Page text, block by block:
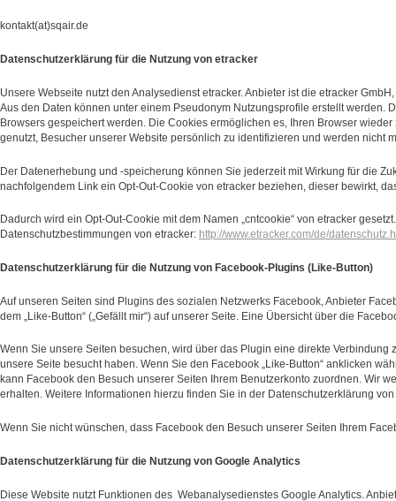
kontakt(at)sqair.de
Datenschutzerklärung für die Nutzung von etracker
Unsere Webseite nutzt den Analysedienst etracker. Anbieter ist die etracker
Aus den Daten können unter einem Pseudonym Nutzungsprofile erstellt werden.
Browsers gespeichert werden. Die Cookies ermöglichen es, Ihren Browser
genutzt, Besucher unserer Website persönlich zu identifizieren und werden
Der Datenerhebung und -speicherung können Sie jederzeit mit Wirkung für die
nachfolgendem Link ein Opt-Out-Cookie von etracker beziehen, dieser bewirkt,
Dadurch wird ein Opt-Out-Cookie mit dem Namen „cntcookie“ von etracker
Datenschutzbestimmungen von etracker: http://www.etracker.com/de/
Datenschutzerklärung für die Nutzung von Facebook-Plugins (Like-Button)
Auf unseren Seiten sind Plugins des sozialen Netzwerks Facebook, Anbieter
dem „Like-Button“ („Gefällt mir“) auf unserer Seite. Eine Übersicht über die
Wenn Sie unsere Seiten besuchen, wird über das Plugin eine direkte
unsere Seite besucht haben. Wenn Sie den Facebook „Like-Button“ anklicken
kann Facebook den Besuch unserer Seiten Ihrem Benutzerkonto zuordnen. Wir
erhalten. Weitere Informationen hierzu finden Sie in der Datenschutzerklärung
Wenn Sie nicht wünschen, dass Facebook den Besuch unserer Seiten Ihrem
Datenschutzerklärung für die Nutzung von Google Analytics
Diese Website nutzt Funktionen des Webanalysedienstes Google Analytics.